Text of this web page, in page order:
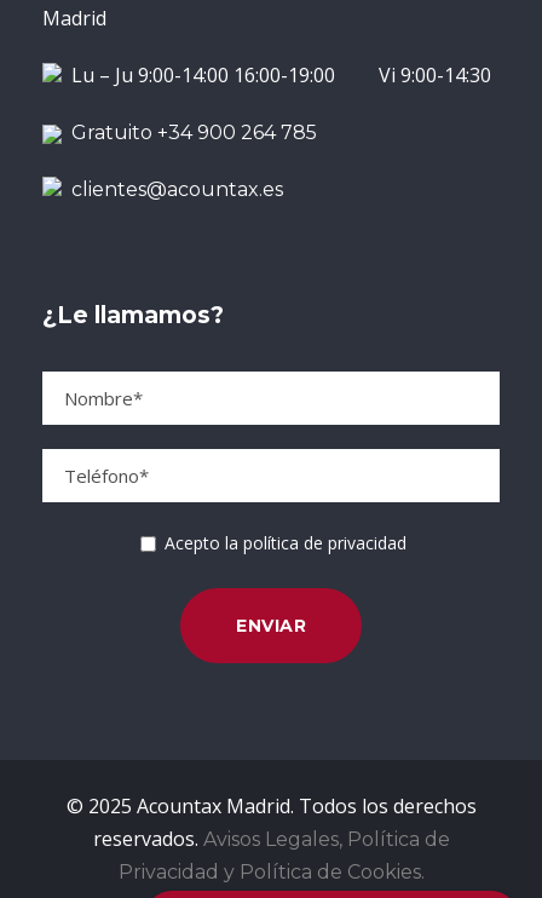
Madrid
Lu – Ju 9:00-14:00 16:00-19:00 Vi 9:00-14:30
Gratuito +34 900 264 785
clientes@acountax.es
¿Le llamamos?
Acepto la política de privacidad
© 2025 Acountax Madrid. Todos los derechos
reservados. Avisos Legales, Política de
Privacidad y Política de Cookies.